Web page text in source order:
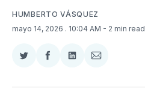
HUMBERTO VÁSQUEZ
mayo 14, 2026 . 10:04 AM - 2 min read
Compartir
Twitter
Compartir
Facebook
Compartir
LinkedIn
Compartir
Email